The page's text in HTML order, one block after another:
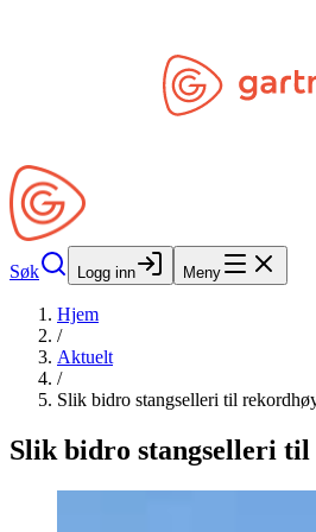
Søk
Åpne Min Side
Logg inn
Meny
Hjem
/
Aktuelt
/
Slik bidro stangselleri til
Slik bidro stangselleri